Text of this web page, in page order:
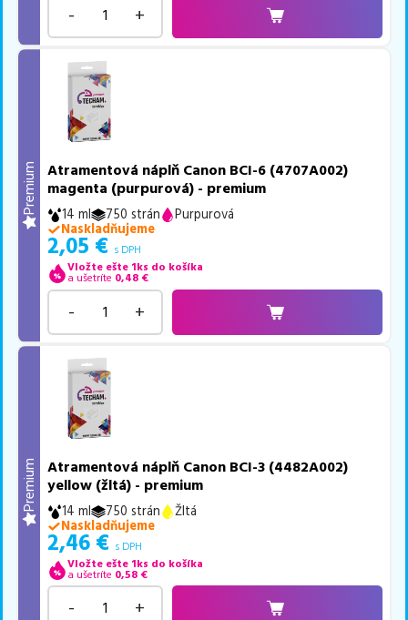
- +
Premium
Atramentová náplň Canon BCI-6 (4707A002)
magenta (purpurová) - premium
14 ml 750 strán
Purpurová
Naskladňujeme
2,05 € s DPH
Vložte ešte 1ks do košíka
a ušetríte 0,48 €
- +
Premium
Atramentová náplň Canon BCI-3 (4482A002)
yellow (žltá) - premium
14 ml 750 strán
Žltá
Naskladňujeme
2,46 € s DPH
Vložte ešte 1ks do košíka
a ušetríte 0,58 €
- +